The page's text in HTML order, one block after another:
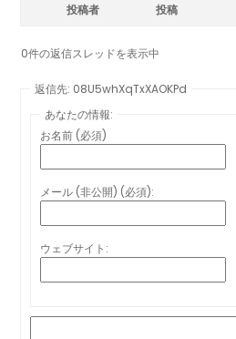
投稿者 投稿
0件の返信スレッドを表示中
返信先: 08U5whXqTxXAOKPd
あなたの情報:
お名前 (必須)
メール (非公開) (必須):
ウェブサイト: